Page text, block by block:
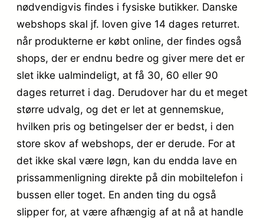
nødvendigvis findes i fysiske butikker. Danske
webshops skal jf. loven give 14 dages returret.
når produkterne er købt online, der findes også
shops, der er endnu bedre og giver mere det er
slet ikke ualmindeligt, at få 30, 60 eller 90
dages returret i dag. Derudover har du et meget
større udvalg, og det er let at gennemskue,
hvilken pris og betingelser der er bedst, i den
store skov af webshops, der er derude. For at
det ikke skal være løgn, kan du endda lave en
prissammenligning direkte på din mobiltelefon i
bussen eller toget. En anden ting du også
slipper for, at være afhængig af at nå at handle